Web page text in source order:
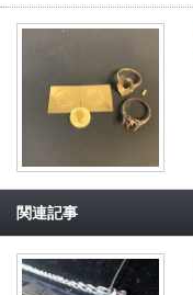
関連記事